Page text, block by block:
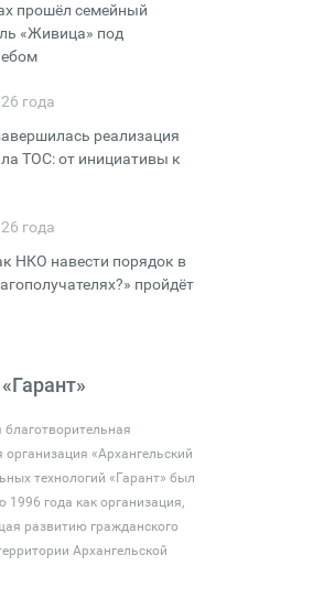
прошёл семейный
«Живица» под
года
реализация
ТОС: от инициативы к
года
НКО навести порядок в
пройдёт
благотворительная
«Архангельский
технологий «Гарант» был
1996 года как организация,
развитию гражданского
Архангельской